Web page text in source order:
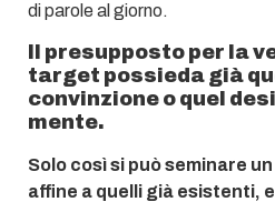
di parole al giorno.
Il presupposto per la
target possieda già
convinzione o quel
mente.
Solo così si può seminare
affine a quelli già esistenti,